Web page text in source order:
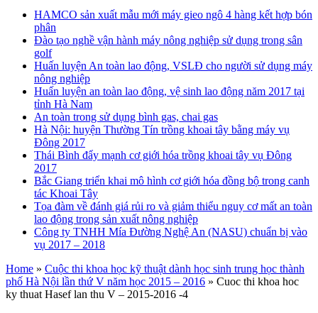
HAMCO sản xuất mẫu mới máy gieo ngô 4 hàng kết hợp bón
phân
Đào tạo nghề vận hành máy nông nghiệp sử dụng trong sân
golf
Huấn luyện An toàn lao động, VSLĐ cho người sử dụng máy
nông nghiệp
Huấn luyện an toàn lao động, vệ sinh lao động năm 2017 tại
tỉnh Hà Nam
An toàn trong sử dụng bình gas, chai gas
Hà Nội: huyện Thường Tín trồng khoai tây bằng máy vụ
Đông 2017
Thái Bình đẩy mạnh cơ giới hóa trồng khoai tây vụ Đông
2017
Bắc Giang triển khai mô hình cơ giới hóa đồng bộ trong canh
tác Khoai Tây
Tọa đàm về đánh giá rủi ro và giảm thiểu nguy cơ mất an toàn
lao động trong sản xuất nông nghiệp
Công ty TNHH Mía Đường Nghệ An (NASU) chuẩn bị vào
vụ 2017 – 2018
Home » Cuộc thi khoa học kỹ thuật dành học sinh trung học thành
phố Hà Nội lần thứ V năm học 2015 – 2016 » Cuoc thi khoa hoc
ky thuat Hasef lan thu V – 2015-2016 -4